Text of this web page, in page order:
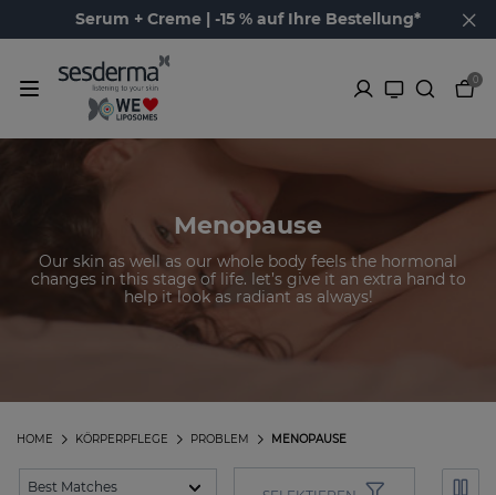
Serum + Creme | -15 % auf Ihre Bestellung*
0
Menopause
Our skin as well as our whole body feels the hormonal
changes in this stage of life. let’s give it an extra hand to
help it look as radiant as always!
MENOPAUSE
PROBLEM
KÖRPERPFLEGE
HOME